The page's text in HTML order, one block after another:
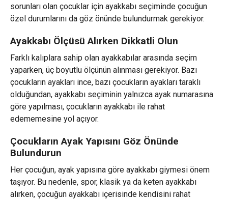
sorunları olan çocuklar için ayakkabı seçiminde çocuğun
özel durumlarını da göz önünde bulundurmak gerekiyor.
Ayakkabı Ölçüsü Alırken Dikkatli Olun
Farklı kalıplara sahip olan ayakkabılar arasında seçim
yaparken, üç boyutlu ölçünün alınması gerekiyor. Bazı
çocukların ayakları ince, bazı çocukların ayakları taraklı
olduğundan, ayakkabı seçiminin yalnızca ayak numarasına
göre yapılması, çocukların ayakkabı ile rahat
edememesine yol açıyor.
Çocukların Ayak Yapısını Göz Önünde
Bulundurun
Her çocuğun, ayak yapısına göre ayakkabı giymesi önem
taşıyor. Bu nedenle, spor, klasik ya da keten ayakkabı
alırken, çocuğun ayakkabı içerisinde kendisini rahat